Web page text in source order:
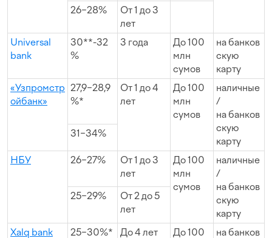
26−28%
От 1 до 3
лет
Universal
bank
30**-32
%
3 года
До 100
млн
сумов
на банков
скую
карту
«Узпромстр
ойбанк»
27,9−28,9
%*
От 1 до 4
лет
До 100
млн
сумов
наличные
/
на банков
скую
карту
31−34%
НБУ 26−27%
От 1 до 3
лет
До 100
млн
сумов
наличные
/
на банков
скую
карту
25−29%
От 2 до 5
лет
Xalq bank
25−30%* До 4 лет
До 100
на банков